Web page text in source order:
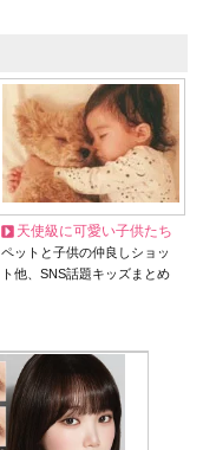
天使級に可愛い子供たち
ペットと子供の仲良しショッ
ト他、SNS話題キッズまとめ